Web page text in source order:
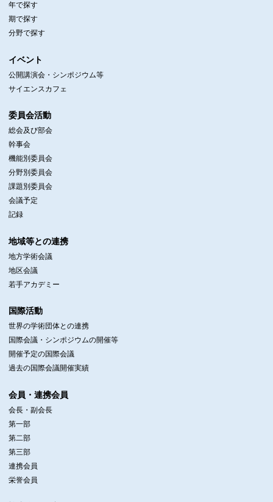
年で探す
期で探す
分野で探す
イベント
公開講演会・シンポジウム等
サイエンスカフェ
委員会活動
総会及び部会
幹事会
機能別委員会
分野別委員会
課題別委員会
会議予定
記録
地域等との連携
地方学術会議
地区会議
若手アカデミー
国際活動
世界の学術団体との連携
国際会議・シンポジウムの開催等
開催予定の国際会議
過去の国際会議開催実績
会員・連携会員
会長・副会長
第一部
第二部
第三部
連携会員
栄誉会員